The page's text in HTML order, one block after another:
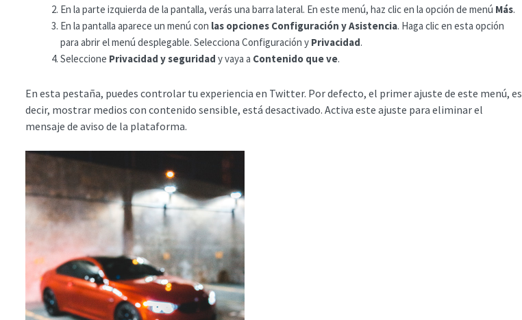
En la parte izquierda de la pantalla, verás una barra lateral. En este menú, haz clic en la opción de menú Más.
En la pantalla aparece un menú con las opciones Configuración y Asistencia. Haga clic en esta opción
para abrir el menú desplegable. Selecciona Configuración y Privacidad.
Seleccione Privacidad y seguridad y vaya a Contenido que ve.
En esta pestaña, puedes controlar tu experiencia en Twitter. Por defecto, el primer ajuste de este menú, es
decir, mostrar medios con contenido sensible, está desactivado. Activa este ajuste para eliminar el
mensaje de aviso de la plataforma.